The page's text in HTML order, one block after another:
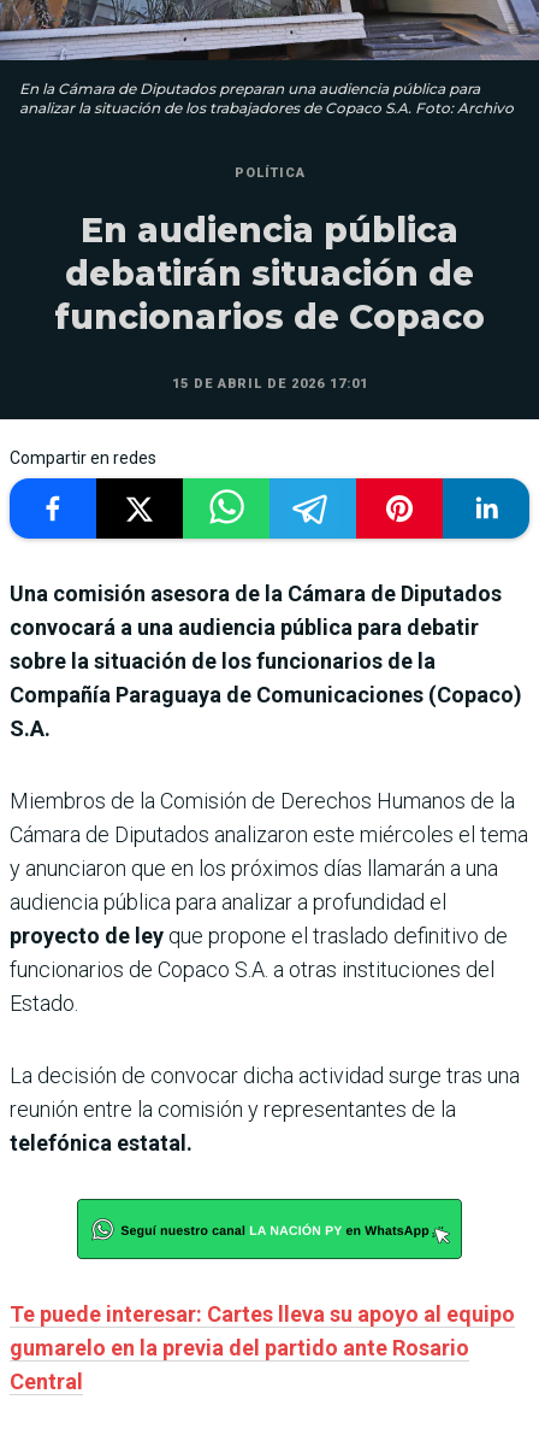
En la Cámara de Diputados preparan una audiencia pública para
analizar la situación de los trabajadores de Copaco S.A. Foto: Archivo
POLÍTICA
En audiencia pública
debatirán situación de
funcionarios de Copaco
15 DE ABRIL DE 2026 17:01
Compartir en redes
Una comisión asesora de la Cámara de Diputados
convocará a una audiencia pública para debatir
sobre la situación de los funcionarios de la
Compañía Paraguaya de Comunicaciones (Copaco)
S.A.
Miembros de la Comisión de Derechos Humanos de la
Cámara de Diputados analizaron este miércoles el tema
y anunciaron que en los próximos días llamarán a una
audiencia pública para analizar a profundidad el
proyecto de ley que propone el traslado definitivo de
funcionarios de Copaco S.A. a otras instituciones del
Estado.
La decisión de convocar dicha actividad surge tras una
reunión entre la comisión y representantes de la
telefónica estatal.
Te puede interesar: Cartes lleva su apoyo al equipo
gumarelo en la previa del partido ante Rosario
Central